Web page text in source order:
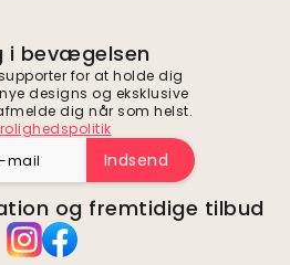
i bevægelsen
for at holde dig
designs og eksklusive
dig når som helst.
Indsend
og fremtidige tilbud